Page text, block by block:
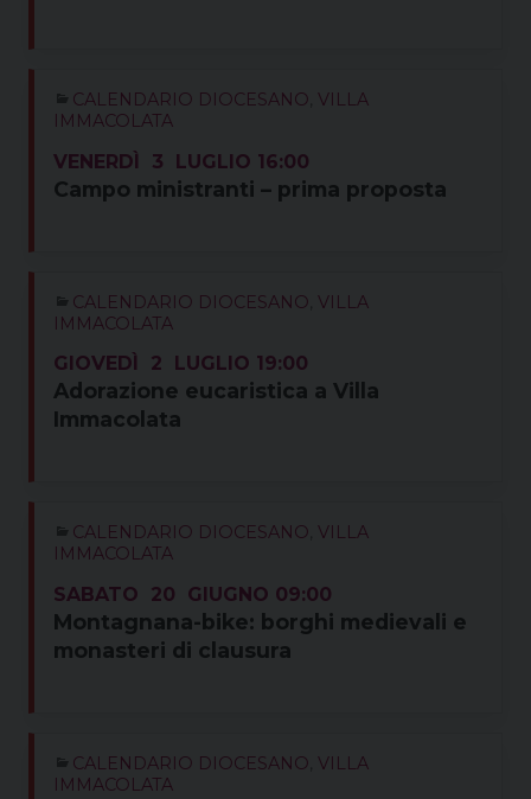
CALENDARIO DIOCESANO VILLA
IMMACOLATA
VENERDÌ 3 LUGLIO 16:00
Campo ministranti – prima proposta
CALENDARIO DIOCESANO VILLA
IMMACOLATA
GIOVEDÌ 2 LUGLIO 19:00
Adorazione eucaristica a Villa
Immacolata
CALENDARIO DIOCESANO VILLA
IMMACOLATA
SABATO 20 GIUGNO 09:00
Montagnana-bike: borghi medievali e
monasteri di clausura
CALENDARIO DIOCESANO VILLA
IMMACOLATA